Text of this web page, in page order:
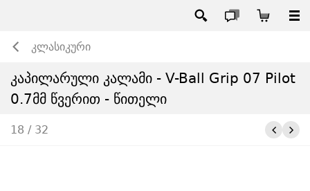
კლასიკური
კაპილარული კალამი - V-Ball Grip 07 Pilot
0.7მმ წვერით - წითელი
18 / 32